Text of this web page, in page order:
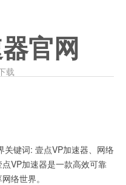
官网
载
键词: 壹点VP加速器、网络
VP加速器是一款高效可靠
络世界。